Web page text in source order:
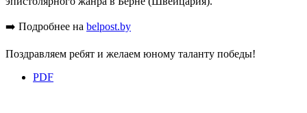
➡️ Подробнее на belpost.by
Поздравляем ребят и желаем юному таланту победы!
PDF